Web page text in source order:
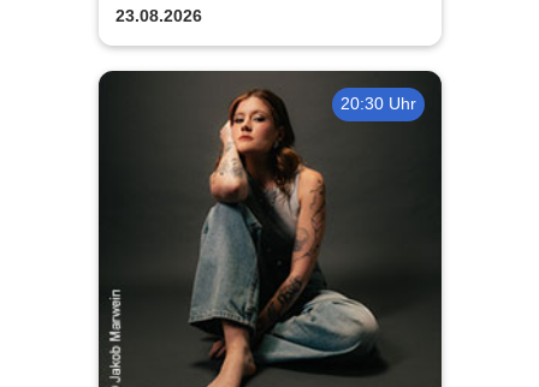
23.08.2026
20:30 Uhr